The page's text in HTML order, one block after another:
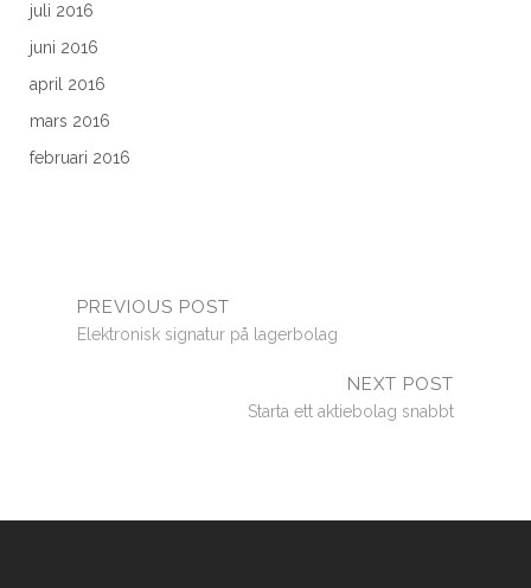
juli 2016
juni 2016
april 2016
mars 2016
februari 2016
PREVIOUS POST
Elektronisk signatur på lagerbolag
NEXT POST
Starta ett aktiebolag snabbt